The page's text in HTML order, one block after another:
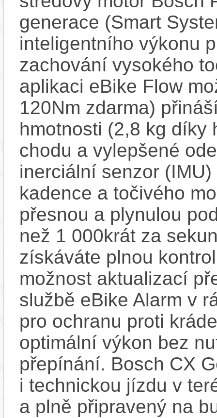
generace (Smart
inteligentního výkonu
zachování vysokého
aplikaci eBike Flow
120Nm zdarma)
hmotnosti (2,8 kg díky
chodu a vylepšené
inerciální senzor
kadence a točivého
přesnou a plynulou
než 1 000krát za
získáváte plnou
možnost aktualizací
službě eBike Alarm v
pro ochranu proti
optimální výkon bez
přepínání. Bosch CX
i technickou jízdu v
a plně připravený na